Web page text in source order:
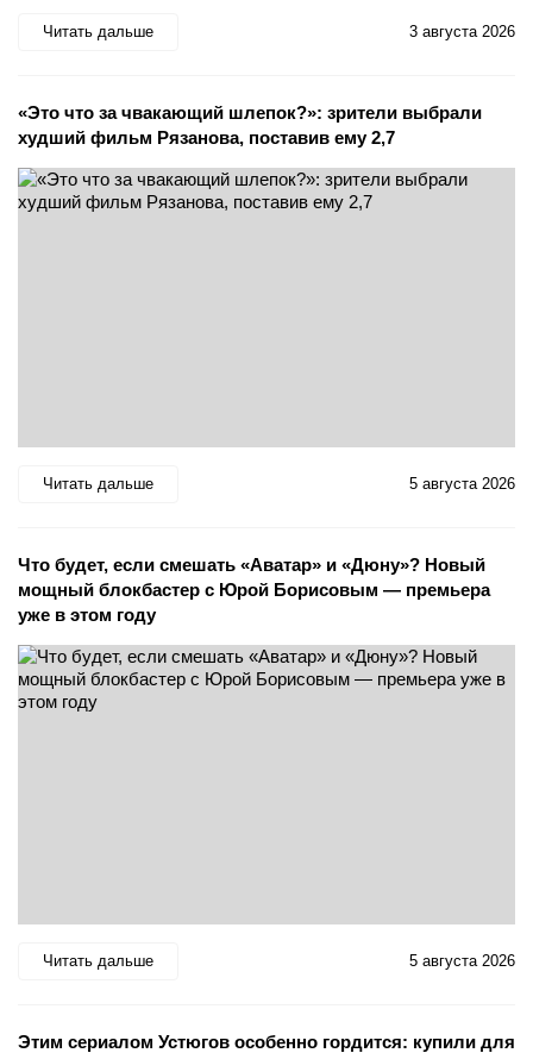
Читать дальше 3 августа 2026
«Это что за чвакающий шлепок?»: зрители выбрали
худший фильм Рязанова, поставив ему 2,7
Читать дальше 5 августа 2026
Что будет, если смешать «Аватар» и «Дюну»? Новый
мощный блокбастер с Юрой Борисовым — премьера
уже в этом году
Читать дальше 5 августа 2026
Этим сериалом Устюгов особенно гордится: купили для